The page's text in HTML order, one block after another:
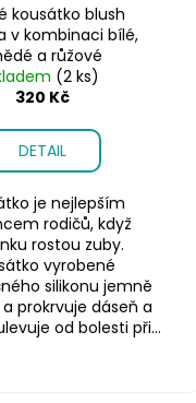
kousátko blush
v kombinaci bílé,
a růžové
(2 ks)
320 Kč
DETAIL
je nejlepším
rodičů, když
rostou zuby.
vyrobené
silikonu jemně
prokrvuje dáseň a
od bolesti při...